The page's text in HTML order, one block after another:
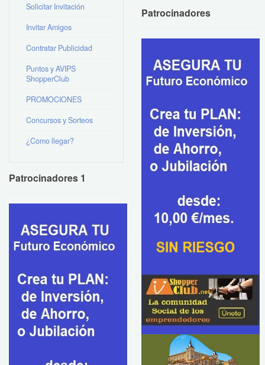
Solicitar Invitación
Invitar Amigos
Contratar Publicidad
Puntos y AVIPS
ShopperClub
PROMOCIONES
Concursos y Sorteos
¿Como llegar?
Patrocinadores 1
Patrocinadores